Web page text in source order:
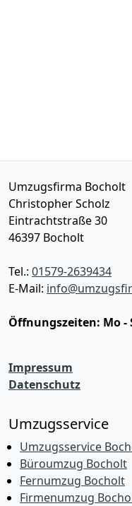
Umzugsfirma Bocholt
Christopher Scholz
Eintrachtstraße 30
46397 Bocholt
Tel.: 01579-2639434
E-Mail:
Öffnungszeiten: Mo -
Impressum
Datenschutz
Umzugsservice
Umzugsservice
Büroumzug Bocholt
Fernumzug Bocholt
Firmenumzug